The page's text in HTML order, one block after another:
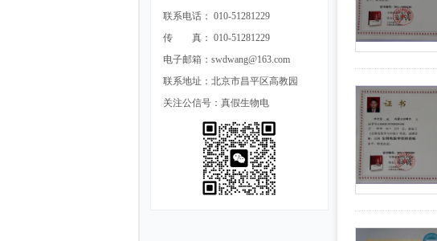
联系电话： 010-51281229
传 真： 010-51281229
电子邮箱：swdwang@163.com
联系地址：北京市昌平区高教园
关注公信号：真假生物电